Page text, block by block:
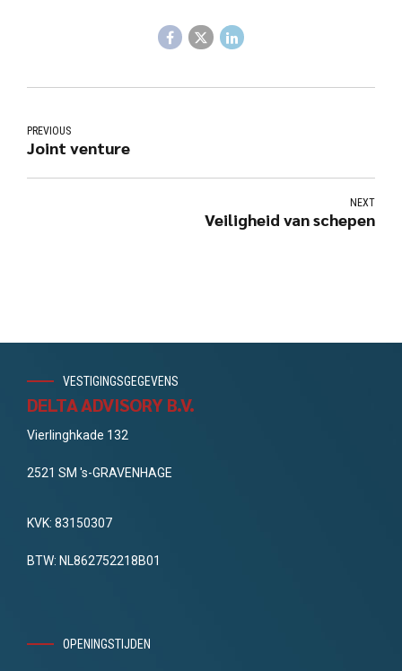
PREVIOUS
Joint venture
NEXT
Veiligheid van schepen
VESTIGINGSGEGEVENS
DELTA ADVISORY B.V.
Vierlinghkade 132
2521 SM 's-GRAVENHAGE
KVK: 83150307
BTW: NL862752218B01
OPENINGSTIJDEN